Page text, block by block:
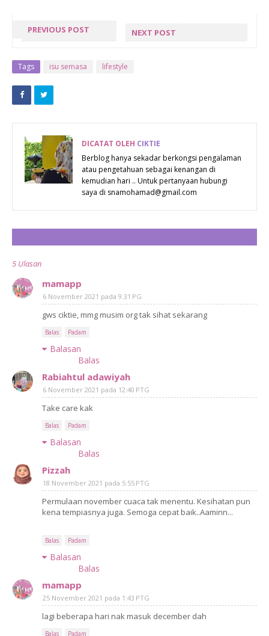
PREVIOUS POST NEXT POST
Tags isu semasa lifestyle
DICATAT OLEH CIKTIE
Berblog hanya sekadar berkongsi pengalaman
atau pengetahuan sebagai kenangan di
kemudian hari .. Untuk pertanyaan hubungi
saya di snamohamad@gmail.com
5 Ulasan
mamapp
6 November 2021 pada 9:31 PG
gws ciktie, mmg musim org tak sihat sekarang
Balas Padam
Balasan
Balas
Rabiahtul adawiyah
6 November 2021 pada 12:40 PTG
Take care kak
Balas Padam
Balasan
Balas
Pizzah
18 November 2021 pada 5:55 PTG
Permulaan november cuaca tak menentu. Kesihatan pun
kena tempiasnya juga. Semoga cepat baik..Aaminn...
Balas Padam
Balasan
Balas
mamapp
25 November 2021 pada 1:43 PTG
lagi beberapa hari nak masuk december dah
Balas Padam